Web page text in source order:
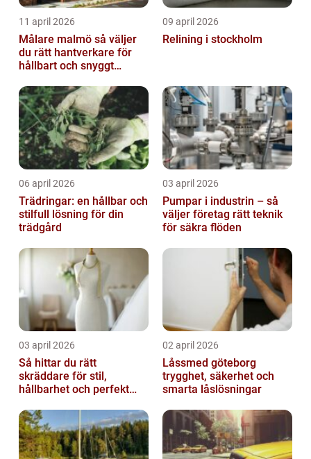
11 april 2026
Målare malmö så väljer
du rätt hantverkare för
hållbart och snyggt
09 april 2026
Relining i stockholm
06 april 2026
Trädringar: en hållbar och
stilfull lösning för din
trädgård
03 april 2026
Pumpar i industrin – så
väljer företag rätt teknik
för säkra flöden
03 april 2026
Så hittar du rätt
skräddare för stil,
hållbarhet och perfekt
02 april 2026
Låssmed göteborg
trygghet, säkerhet och
smarta låslösningar